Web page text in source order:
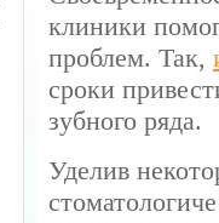
клиники
проблем. Так,
сроки
зубного ряда.
Уделив